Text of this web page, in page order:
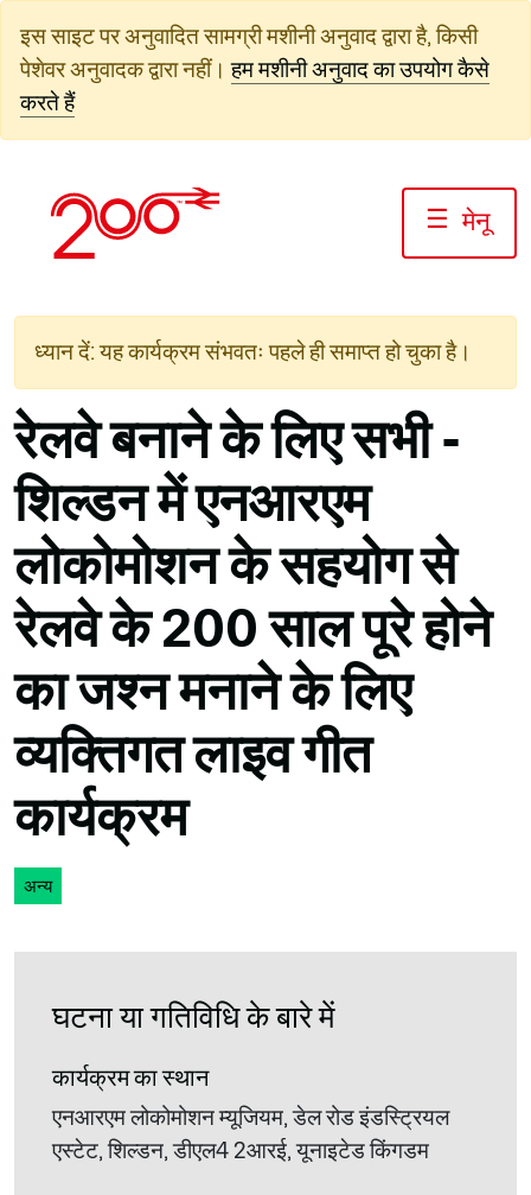
जाएं
इस साइट पर अनुवादित सामग्री मशीनी अनुवाद द्वारा है, किसी
पेशेवर अनुवादक द्वारा नहीं। हम मशीनी अनुवाद का उपयोग कैसे
करते हैं
☰ मेनू
ध्यान दें: यह कार्यक्रम संभवतः पहले ही समाप्त हो चुका है।
रेलवे बनाने के लिए सभी -
शिल्डन में एनआरएम
लोकोमोशन के सहयोग से
रेलवे के 200 साल पूरे होने
का जश्न मनाने के लिए
व्यक्तिगत लाइव गीत
कार्यक्रम
अन्य
घटना या गतिविधि के बारे में
कार्यक्रम का स्थान
एनआरएम लोकोमोशन म्यूजियम, डेल रोड इंडस्ट्रियल
एस्टेट, शिल्डन, डीएल4 2आरई, यूनाइटेड किंगडम